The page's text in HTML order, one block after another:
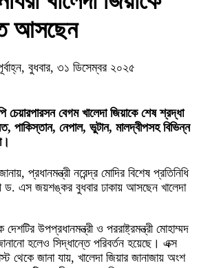
আসছেন
বুধবার, ৩১ ডিসেম্বর ২০২৫
চেয়ারপারসন বেগম খালেদা জিয়াকে শেষ শ্রদ্ধা
পাকিস্তান, নেপাল, ভুটান, মালদ্বীপসহ বিভিন্ন
প্রধানমন্ত্রী নরেন্দ্র মোদির বিশেষ প্রতিনিধি
ড. এস জয়শঙ্কর বুধবার ঢাকায় আসছেন খালেদা
উপপ্রধানমন্ত্রী ও পররাষ্ট্রমন্ত্রী মোহাম্মদ
হলেও সিদ্ধান্তে পরিবর্তন হয়েছে। এক্স
থেকে জানা যায়, খালেদা জিয়ার জানাজায় অংশ